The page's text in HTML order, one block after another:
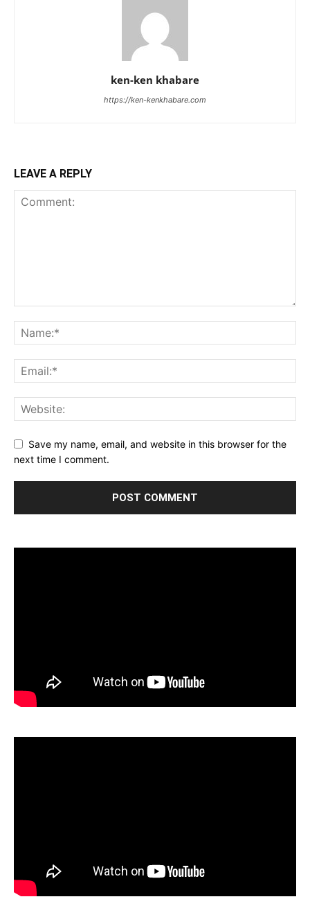
ken-ken khabare
https://ken-kenkhabare.com
LEAVE A REPLY
Save my name, email, and website in this browser for the
next time I comment.